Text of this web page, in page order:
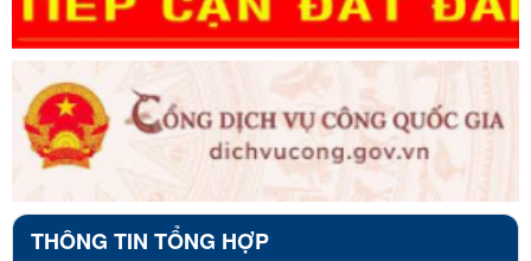
THÔNG TIN TỔNG HỢP